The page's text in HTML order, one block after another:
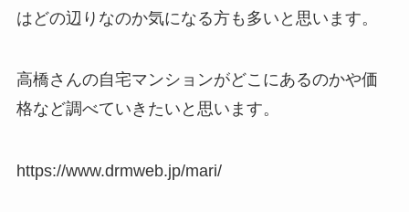
はどの辺りなのか気になる方も多いと思います。
高橋さんの自宅マンションがどこにあるのかや価
格など調べていきたいと思います。
https://www.drmweb.jp/mari/